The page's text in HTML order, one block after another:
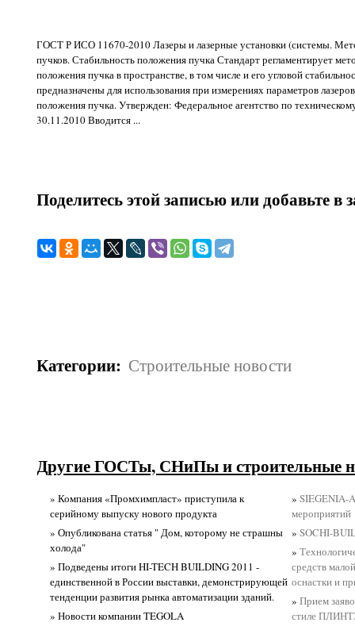
ГОСТ Р ИСО 11670-2010 Лазеры и лазерные установки (системы.
пучков. Стабильность положения пучка Стандарт регламентирует
положения пучка в пространстве, в том числе и его угловой
предназначены для использования при измерениях параметров
положения пучка. Утвержден: Федеральное агентство по
30.11.2010 Вводится ...
Поделитесь этой записью или добавьте в
Категории: Строительные новости
Другие ГОСТы, СНиПы и строительные
» Компания «Промхимпласт» приступила к
серийному выпуску нового продукта
» Опубликована статья " Дом, которому не страшны
холода"
» Подведены итоги HI-TECH BUILDING 2011 -
единственной в России выставки, демонстрирующей
тенденции развития рынка автоматизации зданий.
» Новости компании TEGOLA
»SIEGENIA-
мероприятий
»SOCHI-
»
средств
оснастки и
»Прием
стиле